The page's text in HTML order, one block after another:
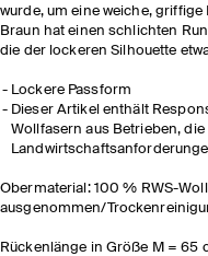
wurde, um eine weiche,
Braun hat einen schlichten
die der lockeren Silhouette
Lockere Passform
Dieser Artikel enthält
Wollfasern aus Betrieben,
Obermaterial: 100 % RWS-
ausgenommen/
Rückenlänge in Größe M = 65